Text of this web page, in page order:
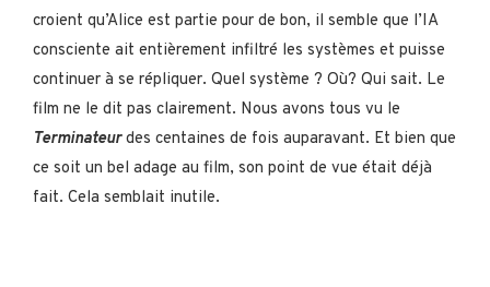
croient qu’Alice est partie pour de bon, il semble que l’IA
consciente ait entièrement infiltré les systèmes et puisse
continuer à se répliquer. Quel système ? Où? Qui sait. Le
film ne le dit pas clairement. Nous avons tous vu le
Terminateurdes centaines de fois auparavant. Et bien que
ce soit un bel adage au film, son point de vue était déjà
fait. Cela semblait inutile.